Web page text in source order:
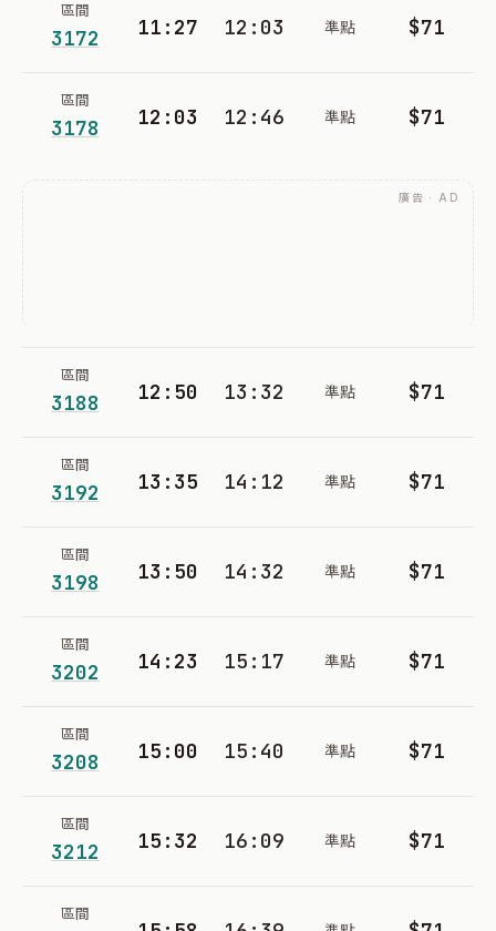
區間
3172 11:27 12:03 準點 $71
區間
3178 12:03 12:46 準點 $71
廣告 · AD
區間
3188 12:50 13:32 準點 $71
區間
3192 13:35 14:12 準點 $71
區間
3198 13:50 14:32 準點 $71
區間
3202 14:23 15:17 準點 $71
區間
3208 15:00 15:40 準點 $71
區間
3212 15:32 16:09 準點 $71
區間